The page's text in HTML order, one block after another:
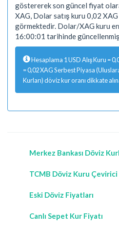
göstererek son güncel fiyat
XAG, Dolar satış kuru 0,02
görmektedir. Dolar/XAG kuru
16:00:01 tarihinde
Hesaplama 1 USD Alış Kuru =
= 0,02 XAG Serbest Piyasa
Kurları) döviz kur oranı dikkate
Merkez Bankası Döviz
TCMB Döviz Kuru Çevirici
Eski Döviz Fiyatları
Canlı Sepet Kur Fiyatı